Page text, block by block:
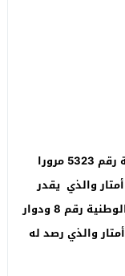
كما تم عرض وتقديم مشروعي بناء المسلك الطرقي الرابط ين مركز جماعة ازريزر والطريق الإقليمية رقم 5323 مرورا
بدواوير مكاز ، بيوطوال، قرية ، با مهراز ومناصرة بالجماعة المذكورة، على طول 5,45 كلم وعرض 6 أمتار والذي يقدر
حجم الغلاف المالي المرصود له بحوالي 10,3 مليون درهم، والمسلك الطرقي الرابط بين الطريق الوطنية رقم 8 ودوار
البسابسا جموعة ( جماعة أولاد داود) بجماعة البسابسا ، دائرة تيسة ، على طول 6,46 كلم وعرض 6 أمتار والذي رصد له